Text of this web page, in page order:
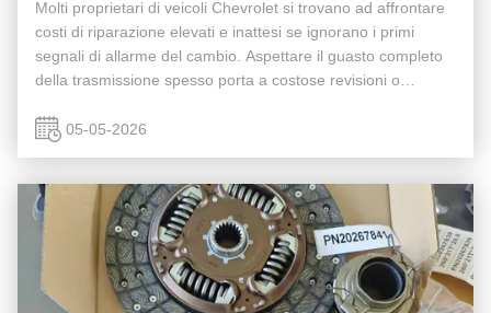
Molti proprietari di veicoli Chevrolet si trovano ad affrontare
costi di riparazione elevati e inattesi se ignorano i primi
segnali di allarme del cambio. Aspettare il guasto completo
della trasmissione spesso porta a costose revisioni o
...
05-05-2026